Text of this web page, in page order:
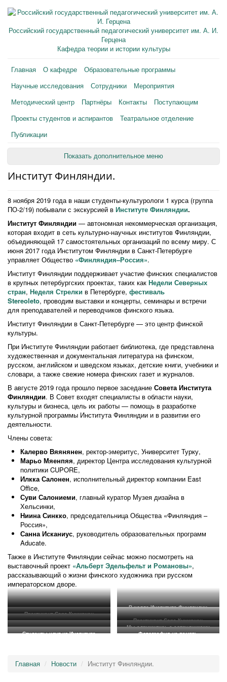
Российский государственный педагогический университет им. А. И.
Герцена
Кафедра теории и истории культуры
Главная О кафедре
Образовательные программы
Научные исследования
Сотрудники
Мероприятия
Методический центр
Партнёры Контакты
Поступающим
Проекты студентов и аспирантов
Театральное отделение
Публикации
Показать дополнительное меню
Институт Финляндии.
8 ноября 2019 года в наши студенты-культурологи 1 курса (группа
ПО-2/19) побывали с экскурсией в Институте Финляндии.
Институт Финляндии — автономная некоммерческая организация,
которая входит в сеть культурно-научных институтов Финляндии,
объединяющей 17 самостоятельных организаций по всему миру. С
июня 2017 года Институтом Финляндии в Санкт-Петербурге
управляет Общество «Финляндия–Россия».
Институт Финляндии поддерживает участие финских специалистов
в крупных петербургских проектах, таких как Недели Северных
стран, Неделя Стрелки в Петербурге, фестиваль
Stereoleto, проводим выставки и концерты, семинары и встречи
для преподавателей и переводчиков финского языка.
Институт Финляндии в Санкт-Петербурге — это центр финской
культуры.
При Институте Финляндии работает библиотека, где представлена
художественная и документальная литература на финском,
русском, английском и шведском языках, детские книги, учебники и
словари, а также свежие номера финских газет и журналов.
В августе 2019 года прошло первое заседание Совета Института
Финляндии. В Совет входят специалисты в области науки,
культуры и бизнеса, цель их работы — помощь в разработке
культурной программы Института Финляндии и в развитии его
деятельности.
Члены совета:
Калерво Вяянянен, ректор-эмеритус, Университет Турку,
Марьо Мяенпяя, директор Центра исследования культурной
политики CUPORE,
ИлккаСалонен, исполнительный директор компании East
Office,
Суви Салониеми, главный куратор Музея дизайна в
Хельсинки,
Ниина Синкко, председательница Общества «Финляндия –
Россия»,
Санна Исканиус, руководитель образовательных программ
Aducate.
Также в Институте Финляндии сейчас можно посмотреть на
выставочный проект «Альберт Эдельфельт и Романовы»,
рассказывающий о жизни финского художника при русском
императорском дворе.
В холле Института Финляндии
В холле Института Финляндии
Практикант Сара Кухмонен
рассказала нам об Институте
Финляндии
Бакалавры 1 курса группы ПО-2/19
Практикант Сара Кухмонен
рассказала нам об Институте
Финляндии
Заместитель директора по
Мы сдружились с сотрудниками
Библиотеки Института Финляндии
Студенты идут из Института
Фотография на память
Главная Новости Институт Финляндии.